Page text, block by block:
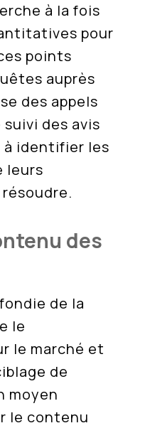
à la fois
pour
points
auprès
des appels
des avis
à identifier les
leurs
des
de la
le
le marché et
de
moyen
le contenu